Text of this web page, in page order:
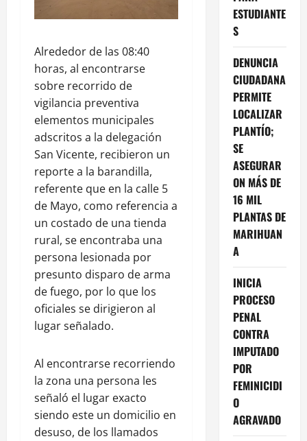
Alrededor de las 08:40
horas, al encontrarse
sobre recorrido de
vigilancia preventiva
elementos municipales
adscritos a la delegación
San Vicente, recibieron un
reporte a la barandilla,
referente que en la calle 5
de Mayo, como referencia a
un costado de una tienda
rural, se encontraba una
persona lesionada por
presunto disparo de arma
de fuego, por lo que los
oficiales se dirigieron al
lugar señalado.
Al encontrarse recorriendo
la zona una persona les
señaló el lugar exacto
siendo este un domicilio en
desuso, de los llamados
ESTUDIANTE
S
DENUNCIA
CIUDADANA
PERMITE
LOCALIZAR
PLANTÍO;
SE
ASEGURAR
ON MÁS DE
16 MIL
PLANTAS DE
MARIHUAN
A
INICIA
PROCESO
PENAL
CONTRA
IMPUTADO
POR
FEMINICIDI
O
AGRAVADO